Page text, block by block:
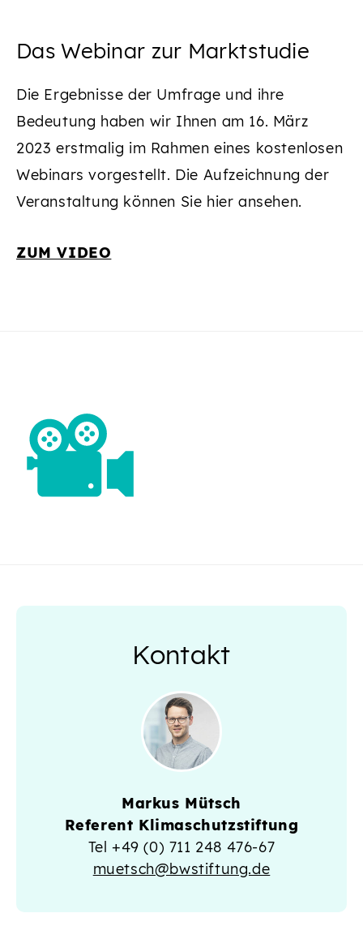
Das Webinar zur Marktstudie
Die Ergebnisse der Umfrage und ihre
Bedeutung haben wir Ihnen am 16. März
2023 erstmalig im Rahmen eines kostenlosen
Webinars vorgestellt. Die Aufzeichnung der
Veranstaltung können Sie hier ansehen.
ZUM VIDEO
Kontakt
Markus Mütsch
Referent Klimaschutzstiftung
Tel+49 (0) 711 248 476-67
muetsch@bwstiftung.de